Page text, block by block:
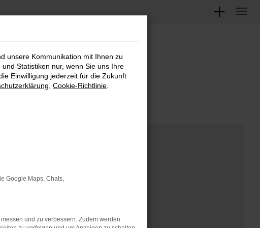
unsere Kommunikation mit Ihnen zu
Statistiken nur, wenn Sie uns Ihre
Einwilligung jederzeit für die Zukunft
Cookie-Richtlinie
Google Maps, Chats,
und zu verbessern. Zudem werden